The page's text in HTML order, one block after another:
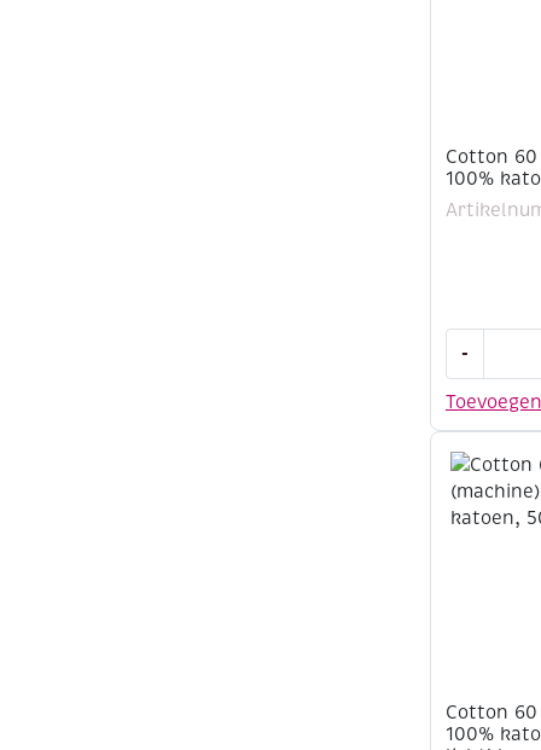
Cotton
100%
Toevoegen
-
katoen,
500
meter,
groen
Cotton
100%